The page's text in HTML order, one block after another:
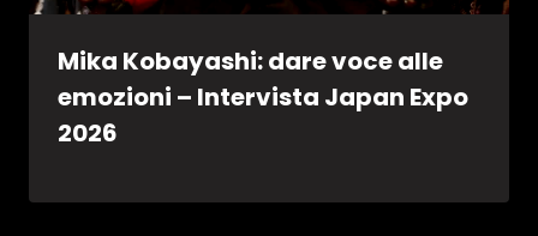
Mika Kobayashi: dare voce alle
emozioni – Intervista Japan Expo
2026